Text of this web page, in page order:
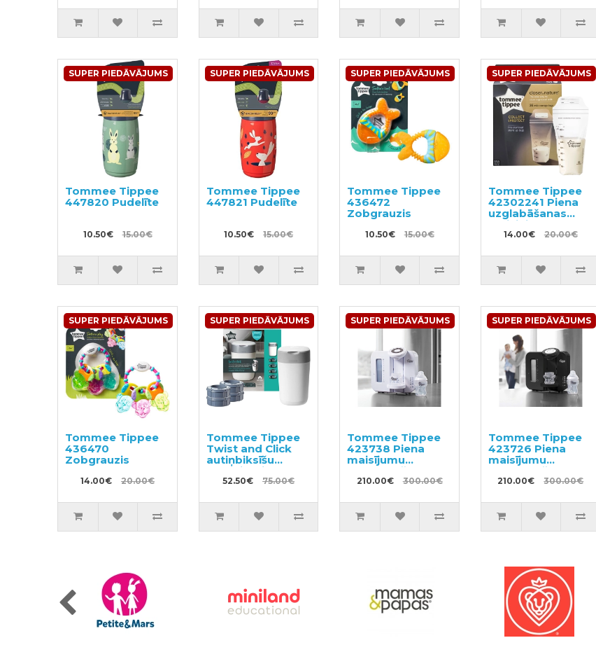
SUPER PIEDĀVĀJUMS
Tommee Tippee
447820 Pudelīte
10.50€ 15.00€
SUPER PIEDĀVĀJUMS
Tommee Tippee
447821 Pudelīte
10.50€ 15.00€
SUPER PIEDĀVĀJUMS
Tommee Tippee
436472
Zobgrauzis
10.50€ 15.00€
SUPER PIEDĀVĀJUMS
Tommee Tippee
42302241 Piena
uzglabāšanas
maisiņi 36x350ml
14.00€ 20.00€
SUPER PIEDĀVĀJUMS
Tommee Tippee
436470
Zobgrauzis
14.00€ 20.00€
SUPER PIEDĀVĀJUMS
Tommee Tippee
Twist and Click
autiņbiksīšu
konteineris + 4
uzpildes kasetes
52.50€ 75.00€
SUPER PIEDĀVĀJUMS
Tommee Tippee
423738 Piena
maisījumu
sagatavošanas
ierīce
210.00€ 300.00€
SUPER PIEDĀVĀJUMS
Tommee Tippee
423726 Piena
maisījumu
sagatavošanas
ierīce
210.00€ 300.00€